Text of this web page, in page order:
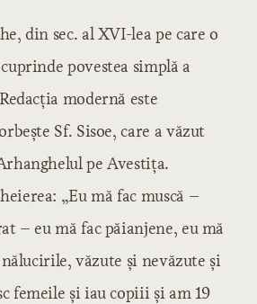
din sec. al XVI-lea pe care o
povestea simplă a
modernă este
Sf. Sisoe, care a văzut
pe Avestiţa.
„Eu mă fac muscă –
– eu mă fac păianjene, eu mă
văzute şi nevăzute şi
femeile şi iau copiii şi am 19